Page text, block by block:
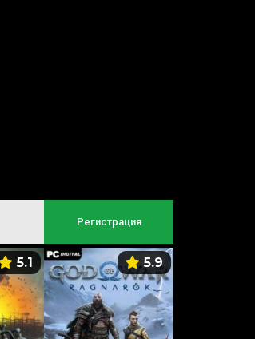
Регистрация
5.1 5.9